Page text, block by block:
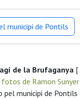
municipi de Pontils
de la Brufaganya [
fotos de Ramon Sunyer
municipi de Pontils